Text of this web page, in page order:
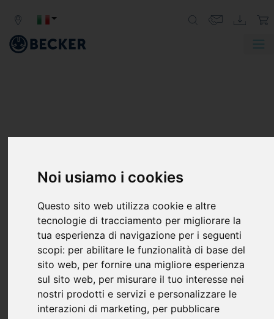
Noi usiamo i cookies
Questo sito web utilizza cookie e altre
tecnologie di tracciamento per migliorare la
tua esperienza di navigazione per i seguenti
scopi: per abilitare le funzionalità di base del
sito web, per fornire una migliore esperienza
sul sito web, per misurare il tuo interesse nei
nostri prodotti e servizi e personalizzare le
interazioni di marketing, per pubblicare
SERIE DTLF
OLIO
I compressori Becker della serie DTLF sono pompe
volumetriche a bassa pressione con funzionamento a
secco e sono progettati per funzionare in servizio
continuo a qualsiasi livello di pressione da flusso aperto
a +1,8 bar. I compressori rotativi a palette a secco della
serie DTLF utilizzano palette autolubrificanti in grafite